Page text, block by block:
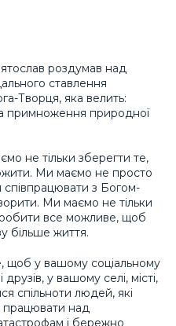
роздумав над
ставлення
Творця, яка велить:
примноження природної
не тільки зберегти те,
Ми маємо не просто
співпрацювати з Богом-
Ми маємо не тільки
робити все можливе, щоб
більше життя.
щоб у вашому соціальному
у вашому селі, місті,
спільноти людей, які
працювати над
і бережно